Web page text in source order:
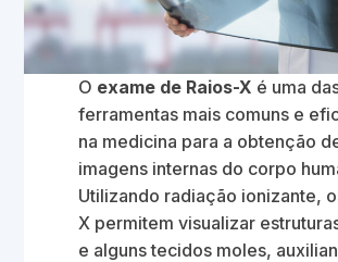
O exame de Raios-X é uma
ferramentas mais comuns e
na medicina para a obtenção
imagens internas do corpo
Utilizando radiação ionizante,
X permitem visualizar
e alguns tecidos moles,